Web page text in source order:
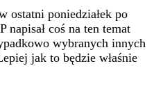
ostatni poniedziałek po
napisał coś na ten temat
wybranych innych
jak to będzie właśnie